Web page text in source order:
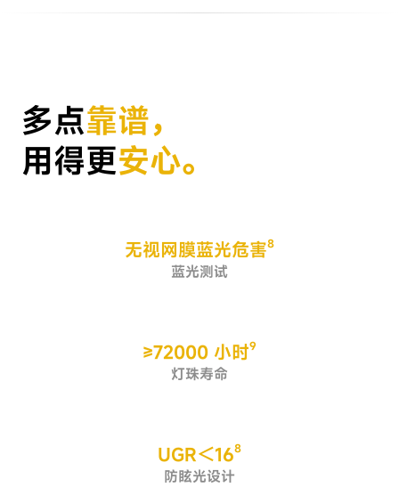
多点靠谱，
用得更安心。
无视网膜蓝光危害8
蓝光测试
≥72000 小时9
灯珠寿命
UGR＜168
防眩光设计